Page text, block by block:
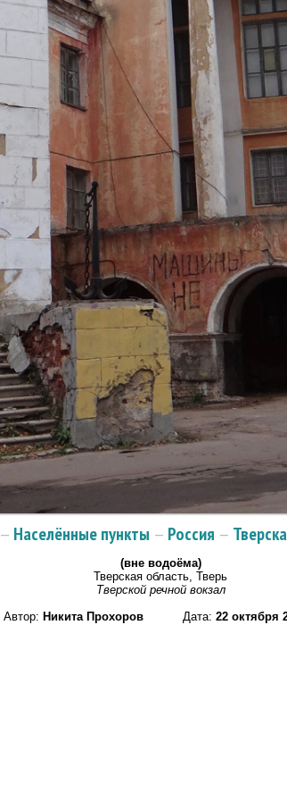
— Населённые пункты — Россия —
(вне водоёма)
Тверская область, Тверь
Тверской речной вокзал
Автор: Никита ПрохоровДата: 22 октября